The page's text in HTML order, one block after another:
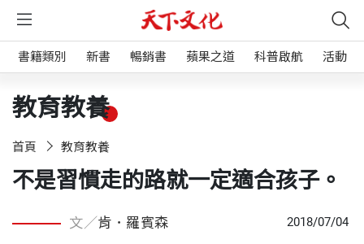
書籍類別 新書 暢銷書 蘋果之道 科普啟航 活動
教育教養
首頁 教育教養
不是習慣走的路就一定適合孩子。
文／肯．羅賓森 2018/07/04